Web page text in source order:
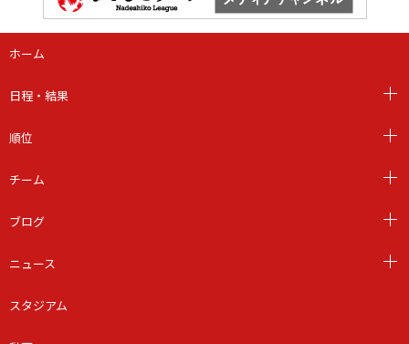
ホーム
日程・結果
順位
チーム
ブログ
ニュース
スタジアム